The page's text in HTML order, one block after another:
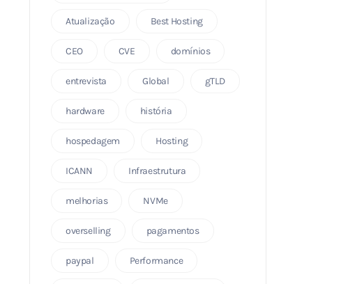
Atualização Best Hosting
CEO CVE domínios
entrevista Global gTLD
hardware história
hospedagem Hosting
ICANN Infraestrutura
melhorias NVMe
overselling pagamentos
paypal Performance